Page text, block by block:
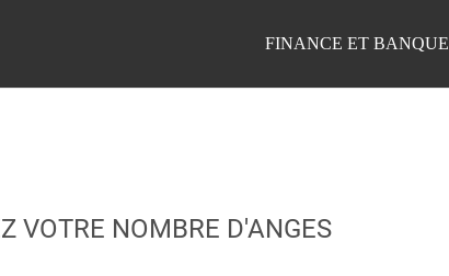
FINANCE ET BANQUE
VOTRE NOMBRE D'ANGES